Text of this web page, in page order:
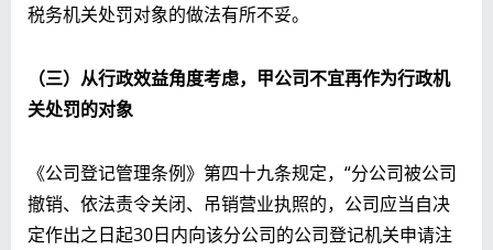
税务机关处罚对象的做法有所不妥。
（三）从行政效益角度考虑，甲公司不宜再作为行政机
关处罚的对象
《公司登记管理条例》第四十九条规定，“分公司被公司
撤销、依法责令关闭、吊销营业执照的，公司应当自决
定作出之日起30日内向该分公司的公司登记机关申请注